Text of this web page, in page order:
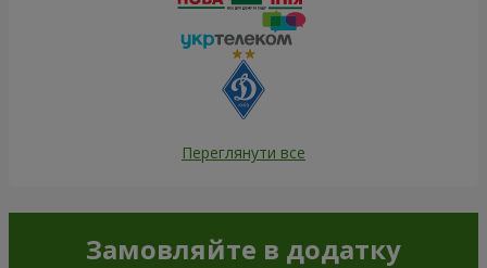
Переглянути все
Замовляйте в додатку